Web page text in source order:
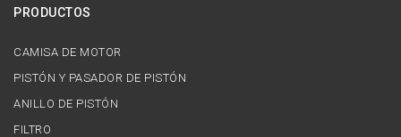
PRODUCTOS
CAMISA DE MOTOR
PISTÓN Y PASADOR DE PISTÓN
ANILLO DE PISTÓN
FILTRO